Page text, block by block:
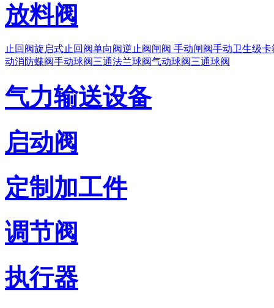
放料阀
止回阀旋启式止回阀单向阀逆止阀闸阀 手动闸阀手动卫生级卡
动消防蝶阀手动球阀三通法兰球阀气动球阀三通球阀
气力输送设备
启动阀
定制加工件
调节阀
执行器